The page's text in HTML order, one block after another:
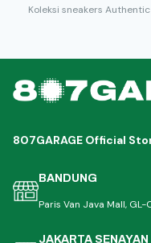
Koleksi sneakers
807GARAGE Official
BANDUNG
Paris Van Java Mall, GL-
JAKARTA SENAYAN